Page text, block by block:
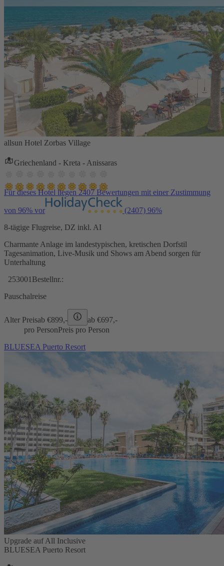
allsun Hotel Zorbas Village
Griechenland - Kreta - Anissaras
Für dieses Hotel liegen 2407 Bewertungen mit einer Zustimmung
von 96% vor (2407) 96%
8-tägige Flugreise, DZ inkl. AI
Charmante Anlage im landestypischen, kretischen Dorfstil
Tagesanimation, Live-Musik und Shows am Abend sorgen für
Unterhaltung
253001 Bestellnr.:
Pauschalreise
Alter Preisab €899,- ab €697,-
pro PersonPreis pro Person
BLUESEA Puerto Resort
Upgrade auf All Inclusive
BLUESEA Puerto Resort